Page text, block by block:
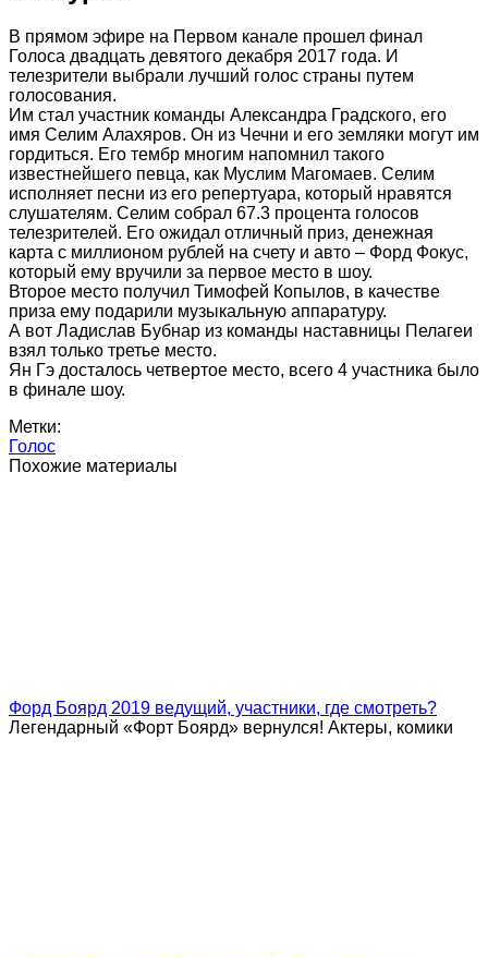
В прямом эфире на Первом канале прошел финал
Голоса двадцать девятого декабря 2017 года. И
телезрители выбрали лучший голос страны путем
голосования.
Им стал участник команды Александра Градского, его
имя Селим Алахяров. Он из Чечни и его земляки могут им
гордиться. Его тембр многим напомнил такого
известнейшего певца, как Муслим Магомаев. Селим
исполняет песни из его репертуара, который нравятся
слушателям. Селим собрал 67.3 процента голосов
телезрителей. Его ожидал отличный приз, денежная
карта с миллионом рублей на счету и авто – Форд Фокус,
который ему вручили за первое место в шоу.
Второе место получил Тимофей Копылов, в качестве
приза ему подарили музыкальную аппаратуру.
А вот Ладислав Бубнар из команды наставницы Пелагеи
взял только третье место.
Ян Гэ досталось четвертое место, всего 4 участника было
в финале шоу.
Метки:
Голос
Похожие материалы
Форд Боярд 2019 ведущий, участники, где смотреть?
Легендарный «Форт Боярд» вернулся! Актеры, комики